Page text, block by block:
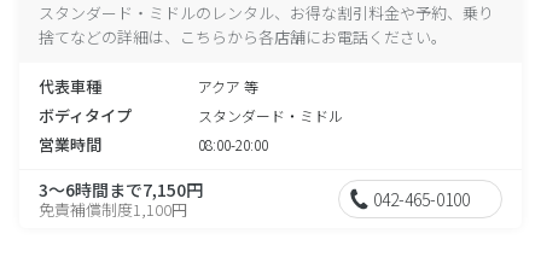
スタンダード・ミドルのレンタル、お得な割引料金や予約、乗り
捨てなどの詳細は、こちらから各店舗にお電話ください。
代表車種 アクア 等
ボディタイプ スタンダード・ミドル
営業時間 08:00-20:00
3～6時間まで7,150円
免責補償制度1,100円 042-465-0100